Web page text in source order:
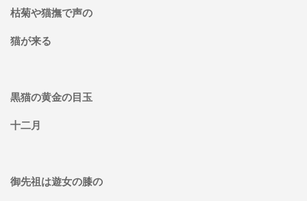
枯菊や猫撫で声の
猫が来る
黒猫の黄金の目玉
十二月
御先祖は遊女の膝の